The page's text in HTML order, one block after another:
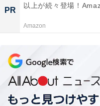
旅先は、国内の温泉地
した。家族や友人と旅
「一人でのんびりした
く旅行をしていないの
ら脱出したい（50代女
PR
以上が続々登場！
Amazon